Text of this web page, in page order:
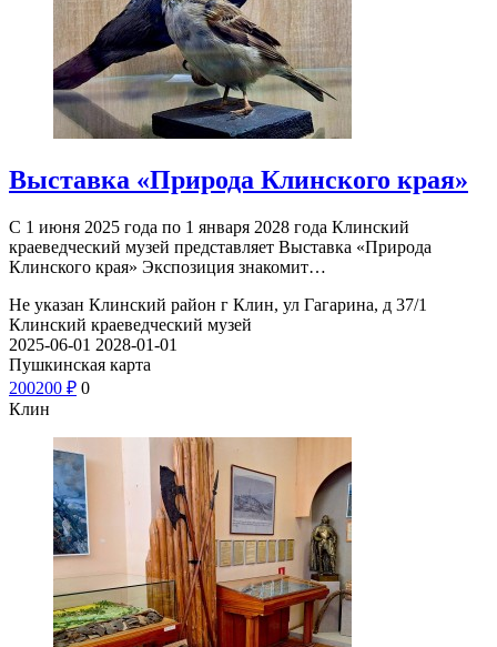
Выставка «Природа Клинского края»
С 1 июня 2025 года по 1 января 2028 года Клинский
краеведческий музей представляет Выставка «Природа
Клинского края» Экспозиция знакомит…
Не указан Клинский район г Клин, ул Гагарина, д 37/1
Клинский краеведческий музей
2025-06-01 2028-01-01
Пушкинская карта
200200 ₽ 0
Клин